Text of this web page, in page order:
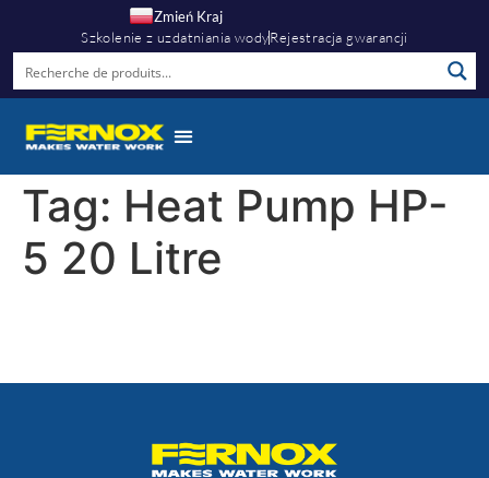
Zmień Kraj
Szkolenie z uzdatniania wodyRejestracja gwarancji
Tag: Heat Pump HP-
5 20 Litre